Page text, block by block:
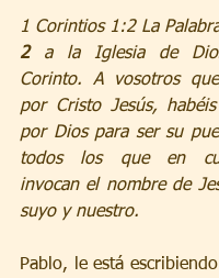
1 Corintios 1:2 La
2 a la Iglesia de
Corinto. A vosotros
por Cristo Jesús,
por Dios para ser su
todos los que en
invocan el nombre de
suyo y nuestro.
Pablo, le está